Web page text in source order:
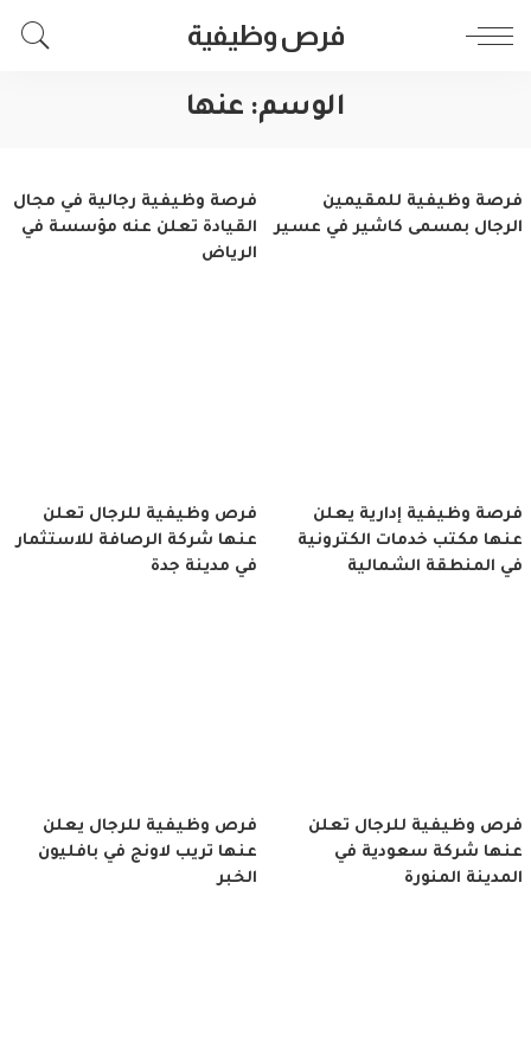
فرص وظيفية
الوسم: عنها
فرصة وظيفية للمقيمين
الرجال بمسمى كاشير في عسير
فرصة وظيفية رجالية في مجال
القيادة تعلن عنه مؤسسة في
الرياض
فرصة وظيفية إدارية يعلن
عنها مكتب خدمات الكترونية
في المنطقة الشمالية
فرص وظيفية للرجال تعلن
عنها شركة الرصافة للاستثمار
في مدينة جدة
فرص وظيفية للرجال تعلن
عنها شركة سعودية في
المدينة المنورة
فرص وظيفية للرجال يعلن
عنها تريب لاونج في بافليون
الخبر